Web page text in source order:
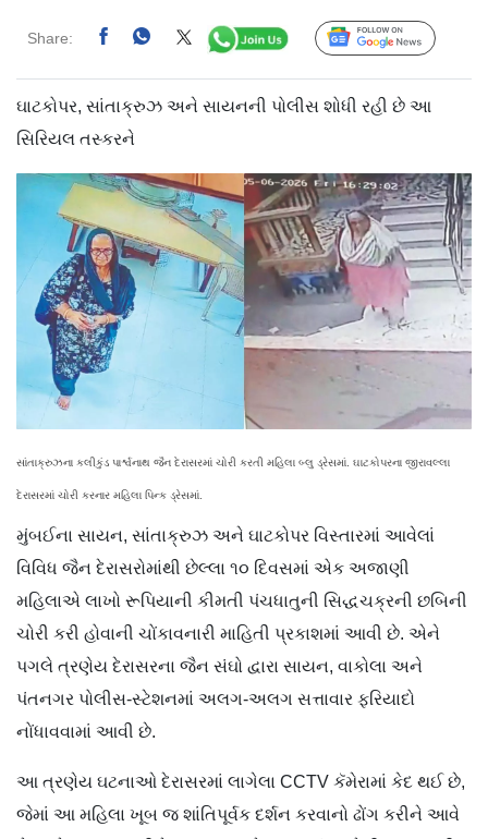
Share: Follow Us
ઘાટકોપર, સાંતાક્રુઝ અને સાયનની પોલીસ શોધી રહી છે આ
સિરિયલ તસ્કરને
સાંતાક્રુઝના કલીકુંડ પાર્શ્વનાથ જૈન દેરાસરમાં ચોરી કરતી મહિલા બ્લુ ડ્રેસમાં. ઘાટકોપરના જીરાવલ્લા
દેરાસરમાં ચોરી કરનાર મહિલા પિન્ક ડ્રેસમાં.
મુંબઈના સાયન, સાંતાક્રુઝ અને ઘાટકોપર વિસ્તારમાં આવેલાં
વિવિધ જૈન દેરાસરોમાંથી છેલ્લા ૧૦ દિવસમાં એક અજાણી
મહિલાએ લાખો રૂપિયાની કીમતી પંચધાતુની સિદ્ધચક્રની છબિની
ચોરી કરી હોવાની ચોંકાવનારી માહિતી પ્રકાશમાં આવી છે. એને
પગલે ત્રણેય દેરાસરના જૈન સંઘો દ્વારા સાયન, વાકોલા અને
પંતનગર પોલીસ-સ્ટેશનમાં અલગ-અલગ સત્તાવાર ફરિયાદો
નોંધાવવામાં આવી છે.
આ ત્રણેય ઘટનાઓ દેરાસરમાં લાગેલા CCTV કૅમેરામાં કેદ થઈ છે,
જેમાં આ મહિલા ખૂબ જ શાંતિપૂર્વક દર્શન કરવાનો ઢોંગ કરીને આવે